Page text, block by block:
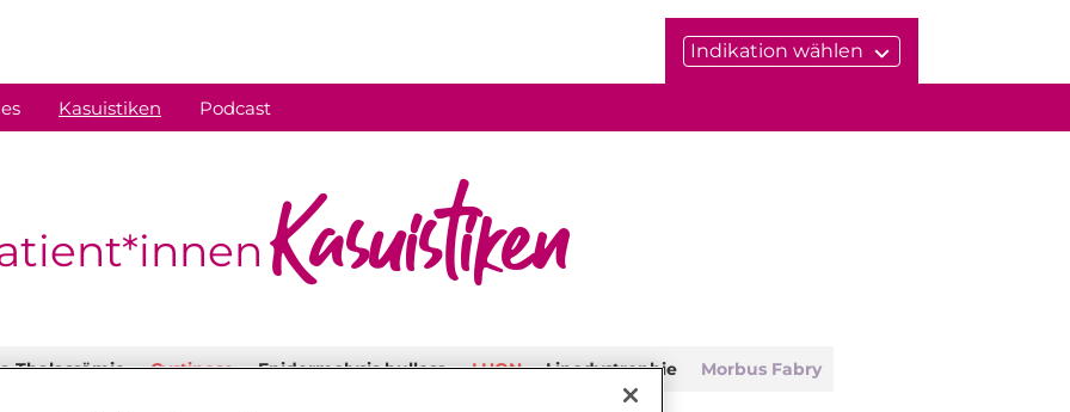
Indikation wählen
Kasuistiken Podcast
Kasuistiken
Thalassämie Cystinose Epidermolysis bullosa LHON Lipodystrophie Morbus Fabry